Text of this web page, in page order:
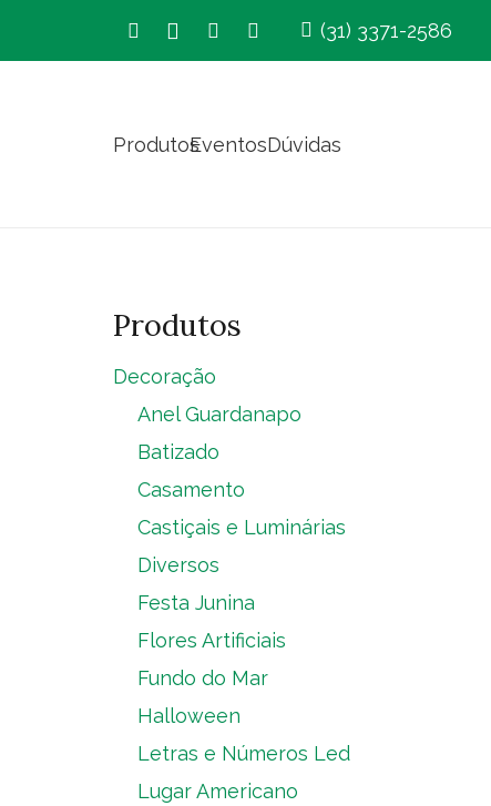
(31) 3371-2586
ProdutosEventosDúvidas
Produtos
Decoração
Anel Guardanapo
Batizado
Casamento
Castiçais e Luminárias
Diversos
Festa Junina
Flores Artificiais
Fundo do Mar
Halloween
Letras e Números Led
Lugar Americano